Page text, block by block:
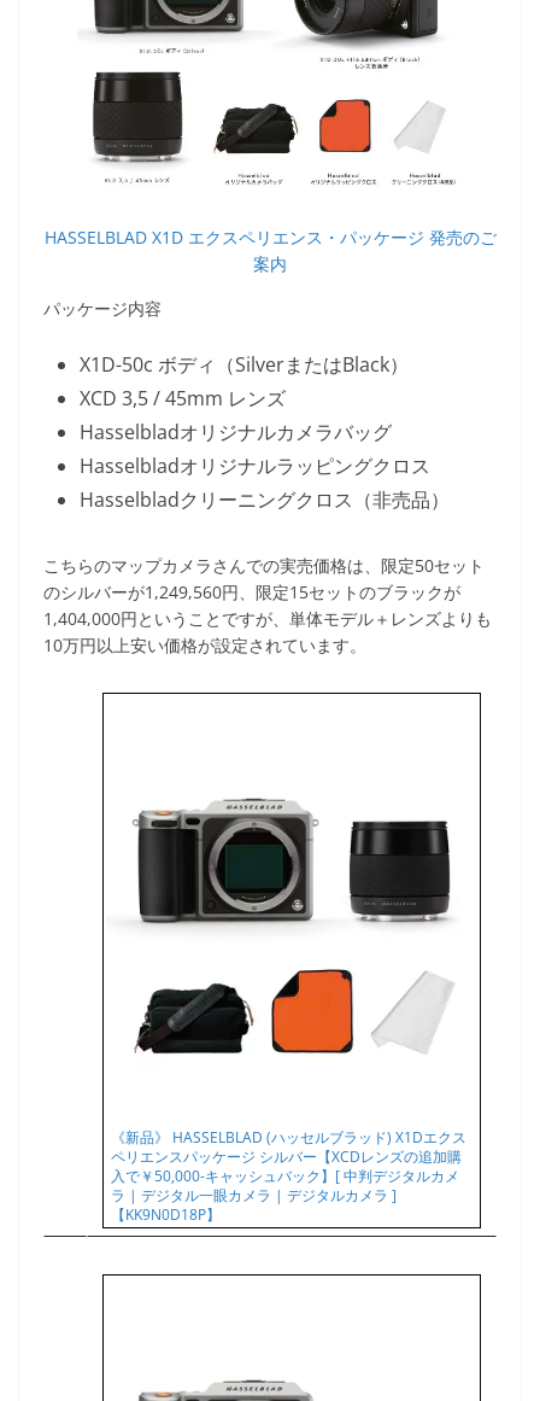
HASSELBLAD X1D エクスペリエンス・パッケージ 発売のご
案内
パッケージ内容
X1D-50c ボディ（SilverまたはBlack）
XCD 3,5 / 45mm レンズ
Hasselbladオリジナルカメラバッグ
Hasselbladオリジナルラッピングクロス
Hasselbladクリーニングクロス（非売品）
こちらのマップカメラさんでの実売価格は、限定50セット
のシルバーが1,249,560円、限定15セットのブラックが
1,404,000円ということですが、単体モデル＋レンズよりも
10万円以上安い価格が設定されています。
《新品》 HASSELBLAD (ハッセルブラッド) X1Dエクス
ペリエンスパッケージ シルバー【XCDレンズの追加購
入で￥50,000-キャッシュバック】[ 中判デジタルカメ
ラ | デジタル一眼カメラ | デジタルカメラ ]
【KK9N0D18P】